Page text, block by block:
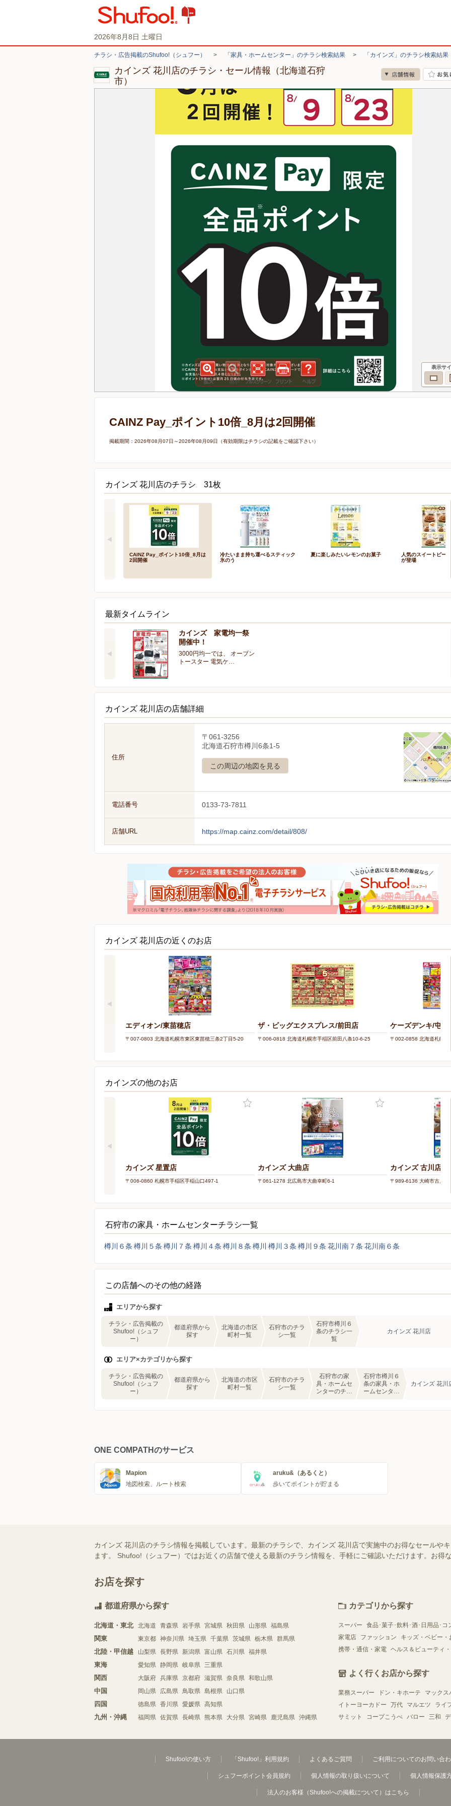
2026年8月8日 土曜日
チラシ・広告掲載のShufoo!（シュフー） > 「家具・ホームセンター」のチラシ検索結果 > 「カインズ」のチラシ検索結果
カインズ 花川店のチラシ・セール情報（北海道石狩
市）
表示サ
CAINZ Pay_ポイント10倍_8月は2回開催
掲載期間：2026年08月07日～2026年08月09日（有効期限はチラシの記載をご確認下さい）
カインズ 花川店のチラシ 31枚
CAINZ Pay_ポイント10倍_8月は
2回開催
冷たいまま持ち運べるスティック
氷のう
夏に楽しみたいレモンのお菓子
人気のスイートピー
が登場
最新タイムライン
カインズ 家電均一祭
開催中！
3000円均一では、 オーブン
トースター 電気ケ…
カインズ 花川店の店舗詳細
住所
〒061-3256
北海道石狩市樽川6条1-5
この周辺の地図を見る
電話番号 0133-73-7811
店舗URL https://map.cainz.com/detail/808/
カインズ 花川店の近くのお店
エディオン/東苗穂店
〒007-0803 北海道札幌市東区東苗穂三条2丁目5-20
ザ・ビッグエクスプレス/前田店
〒006-0818 北海道札幌市手稲区前田八条10-6-25
ケーズデンキ/屯田店
〒002-0858 北海道札幌市
カインズの他のお店
カインズ 星置店
〒006-0860 札幌市手稲区手稲山口497-1
カインズ 大曲店
〒061-1278 北広島市大曲幸町6-1
カインズ 古川店
〒989-6136 大崎市古川穂
石狩市の家具・ホームセンターチラシ一覧
樽川６条 樽川５条 樽川７条 樽川４条 樽川８条 樽川 樽川３条 樽川９条 花川南７条 花川南６条
この店舗へのその他の経路
エリアから探す
チラシ・広告掲載の
Shufoo!（シュフ
ー）
都道府県から
探す
北海道の市区
町村一覧
石狩市のチラ
シ一覧
石狩市樽川６
条のチラシ一
覧
カインズ 花川店
エリア×カテゴリから探す
チラシ・広告掲載の
Shufoo!（シュフ
ー）
都道府県から
探す
北海道の市区
町村一覧
石狩市のチラ
シ一覧
石狩市の家
具・ホームセ
ンターのチラ
石狩市樽川６
条の家具・ホ
ームセンター
カインズ 花川
ONE COMPATHのサービス
Mapion
地図検索、ルート検索
aruku&（あるくと）
歩いてポイントが貯まる
カインズ 花川店のチラシ情報を掲載しています。最新のチラシで、カインズ 花川店で実施中のお得なセールや
ます。 Shufoo!（シュフー）ではお近くの店舗で使える最新のチラシ情報を、手軽にご確認いただけます。お得
お店を探す
都道府県から探す
北海道・東北 北海道 青森県 岩手県 宮城県 秋田県 山形県 福島県
関東 東京都 神奈川県 埼玉県 千葉県 茨城県 栃木県 群馬県
北陸・甲信越 山梨県 長野県 新潟県 富山県 石川県 福井県
東海 愛知県 静岡県 岐阜県 三重県
関西 大阪府 兵庫県 京都府 滋賀県 奈良県 和歌山県
中国 岡山県 広島県 鳥取県 島根県 山口県
四国 徳島県 香川県 愛媛県 高知県
九州・沖縄 福岡県 佐賀県 長崎県 熊本県 大分県 宮崎県 鹿児島県 沖縄県
カテゴリから探す
スーパー 食品･菓子･飲料･酒･日用品･コ
家電店
ファッション キッズ・ベビー・
携帯・通信・家電 ヘルス＆ビューティ
よく行くお店から探す
業務スーパー ドン・キホーテ マックス
イトーヨーカドー
万代 マルエツ ライ
サミット
コープこうべ バロー 三和
Shufoo!の使い方 「Shufoo!」利用規約 よくあるご質問 ご利用についてのお問い合
シュフーポイント会員規約 個人情報の取り扱いについて 個人情報保護
法人のお客様（Shufoo!への掲載について）はこちら